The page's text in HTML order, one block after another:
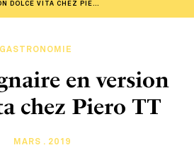
PIERRE GAGNAIRE EN VERSION DOLCE VITA CHEZ PIERO TT
GASTRONOMIE
en version
chez Piero TT
MARS . 2019